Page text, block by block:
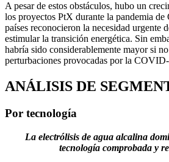
A pesar de estos obstáculos, hubo un
los proyectos PtX durante la pandemia
países reconocieron la necesidad urgente
estimular la transición energética. Sin
habría sido considerablemente mayor si
perturbaciones provocadas por la
ANÁLISIS DE
Por tecnología
La electrólisis de agua alcalina
tecnología comprobada y